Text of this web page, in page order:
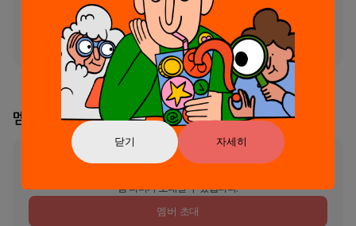
닫기 자세히
부스의 리더가 지정되지 않았습니다
리더 신청 및 소유권 이
멤버 명
팀 리더가 초대할 수 있습니다.
멤버 초대